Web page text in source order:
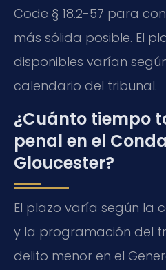
Code § 18.2-57 para
más sólida posible. El
disponibles varían
calendario del tribunal.
¿Cuánto tiempo
penal en el
Gloucester?
El plazo varía según la
y la programación del
delito menor en el